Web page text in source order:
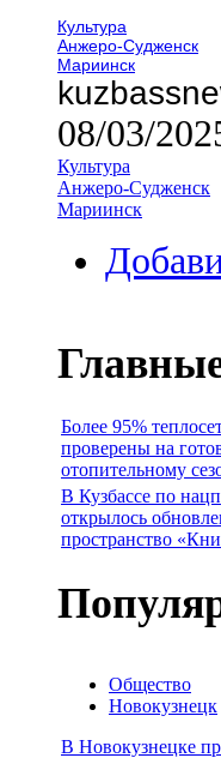
Культура
Анжеро-Судженск
Мариинск
08/03/
Культура
Анжеро-Судженск
Мариинск
Более 95%
проверены на
отопительному
В Кузбассе по
открылось
пространство
Общество
Новокузнецк
В Новокузнецке